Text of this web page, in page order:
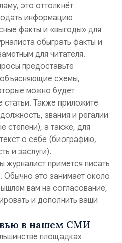
это оттолкнёт
информацию
факты и «выгоды» для
обыграть факты и
для читателя.
предоставьте
схемы,
можно будет
статьи. Также приложите
звания и регалии
степени), а также, для
о себе (биографию,
и заслуги).
журналист примется писать
Обычно это занимает около
вам на согласование,
и дополнить ваши
в нашем СМИ
площадках